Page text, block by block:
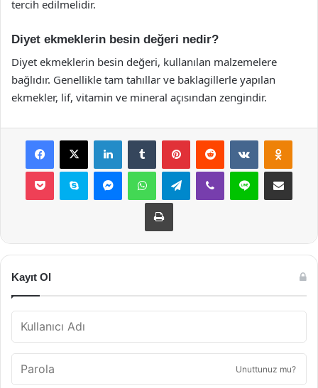
tercih edilmelidir.
Diyet ekmeklerin besin değeri nedir?
Diyet ekmeklerin besin değeri, kullanılan malzemelere
bağlıdır. Genellikle tam tahıllar ve baklagillerle yapılan
ekmekler, lif, vitamin ve mineral açısından zengindir.
Facebook
X LinkedInTumblr PinterestReddit VKontakte
Pocket Skype MessengerWhatsAppTelegramViber Line E-Posta ile
Yazdır
Kayıt Ol
Unuttunuz mu?